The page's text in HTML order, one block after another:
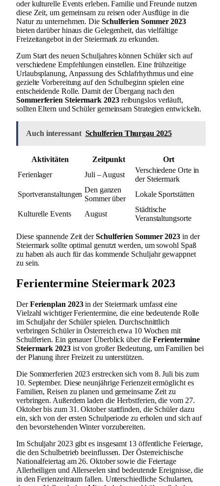
oder kulturelle Events erleben. Familie und Freunde nutzen
diese Zeit, um gemeinsam zu reisen oder Ausflüge in die
Natur zu unternehmen. Die Schulferien Sommer 2023
bieten darüber hinaus die Gelegenheit, das vielfältige
Freizeitangebot in der Steiermark zu erkunden.
Zum Start des neuen Schuljahres können Schüler sich auf
verschiedene Empfehlungen einstellen. Eine frühzeitige
Urlaubsplanung, Anpassung des Schlafrhythmus und eine
gezielte Vorbereitung auf den Schulbeginn spielen eine
entscheidende Rolle. Damit der Übergang nach den
Sommerferien Steiermark 2023reibungslos verläuft,
sollten Eltern und Schüler gemeinsam Strategien entwickeln.
Auch interessant Schulferien Thurgau 2025
Aktivitäten Zeitpunkt
Ort
Ferienlager
Juli – August
Verschiedene Orte in
der Steiermark
Sportveranstaltungen
Den ganzen
Sommer über
Lokale Sportstätten
Kulturelle Events August
Städtische
Veranstaltungsorte
Diese spannende Zeit derSchulferien Sommer 2023 in der
Steiermark sollte optimal genutzt werden, um sowohl Spaß
zu haben als auch für das kommende Schuljahr gewappnet
zu sein.
Ferientermine Steiermark 2023
DerFerienplan 2023in der Steiermark umfasst eine
Vielzahl wichtiger Ferientermine, die eine bedeutende Rolle
im Schuljahr der Schüler spielen. Durchschnittlich
verbringen Schüler in Österreich etwa 10 Wochen mit
Schulferien. Ein genauer Überblick über dieFerientermine
Steiermark 2023ist von großer Bedeutung, um Familien bei
der Planung ihrer Freizeit zu unterstützen.
Die Sommerferien 2023 erstrecken sich vom 8. Juli bis zum
10. September. Diese neunjährige Ferienzeit ermöglicht es
Familien, Reisen zu planen und gemeinsame Zeit zu
verbringen. Außerdem laden die Herbstferien, die vom 27.
Oktober bis zum 31. Oktober stattfinden, die Schüler dazu
ein, sich von der ersten Schulperiode zu erholen und sich auf
den bevorstehenden Winter vorzubereiten.
Im Schuljahr 2023 gibt es insgesamt 13 öffentliche Feiertage,
die den Schulbetrieb beeinflussen. Der Österreichische
Nationalfeiertag am 26. Oktober sowie die Feiertage
Allerheiligen und Allerseelen sind bedeutende Ereignisse, die
in den Ferienzeitraum fallen. Unterschiedliche Schularten,